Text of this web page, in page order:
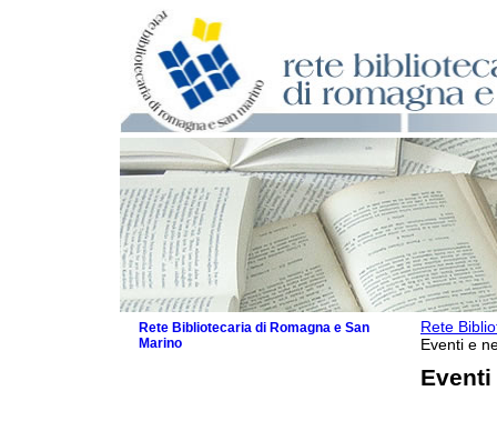
Rete
Eventi e
Eventi
Rete Bibliotecaria di Romagna e San
Marino